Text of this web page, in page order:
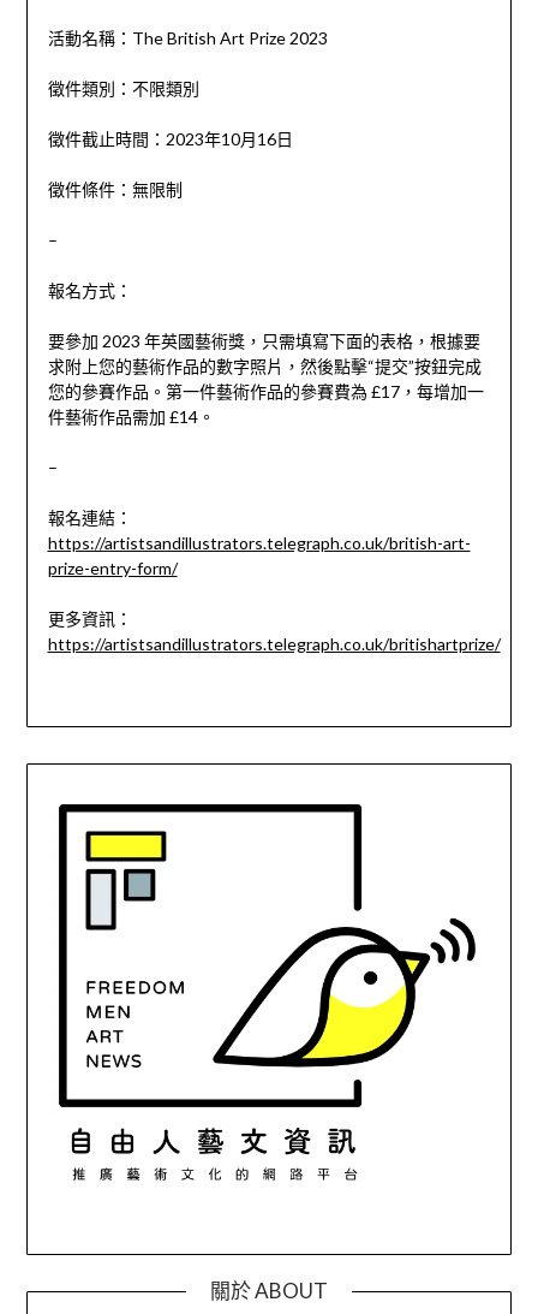
活動名稱： The British Art Prize 2023
徵件類別：不限類別
徵件截止時間：2023年10月16日
徵件條件：無限制
–
報名方式：
要參加 2023 年英國藝術獎，只需填寫下面的表格，根據要
求附上您的藝術作品的數字照片，然後點擊“提交”按鈕完成
您的參賽作品。第一件藝術作品的參賽費為 £17，每增加一
件藝術作品需加 £14。
–
報名連結：
https://artistsandillustrators.telegraph.co.uk/british-art-
prize-entry-form/
更多資訊：
https://artistsandillustrators.telegraph.co.uk/britishartprize/
關於 ABOUT